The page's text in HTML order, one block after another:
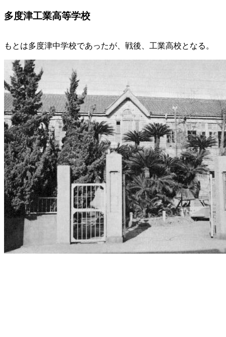
多度津工業高等学校
もとは多度津中学校であったが、戦後、工業高校となる。